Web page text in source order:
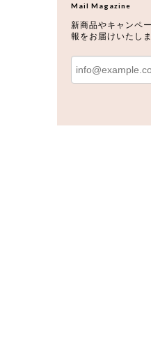
Mail Magazine
新商品やキャンペ
報をお届けいたしま